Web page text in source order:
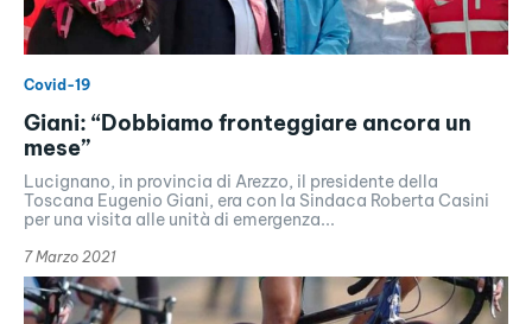
Covid-19
Giani: “Dobbiamo fronteggiare ancora un
mese”
Lucignano, in provincia di Arezzo, il presidente della
Toscana Eugenio Giani, era con la Sindaca Roberta Casini
per una visita alle unità di emergenza...
7 Marzo 2021